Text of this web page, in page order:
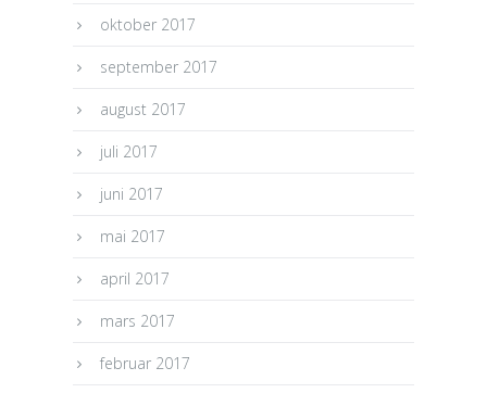
oktober 2017
september 2017
august 2017
juli 2017
juni 2017
mai 2017
april 2017
mars 2017
februar 2017